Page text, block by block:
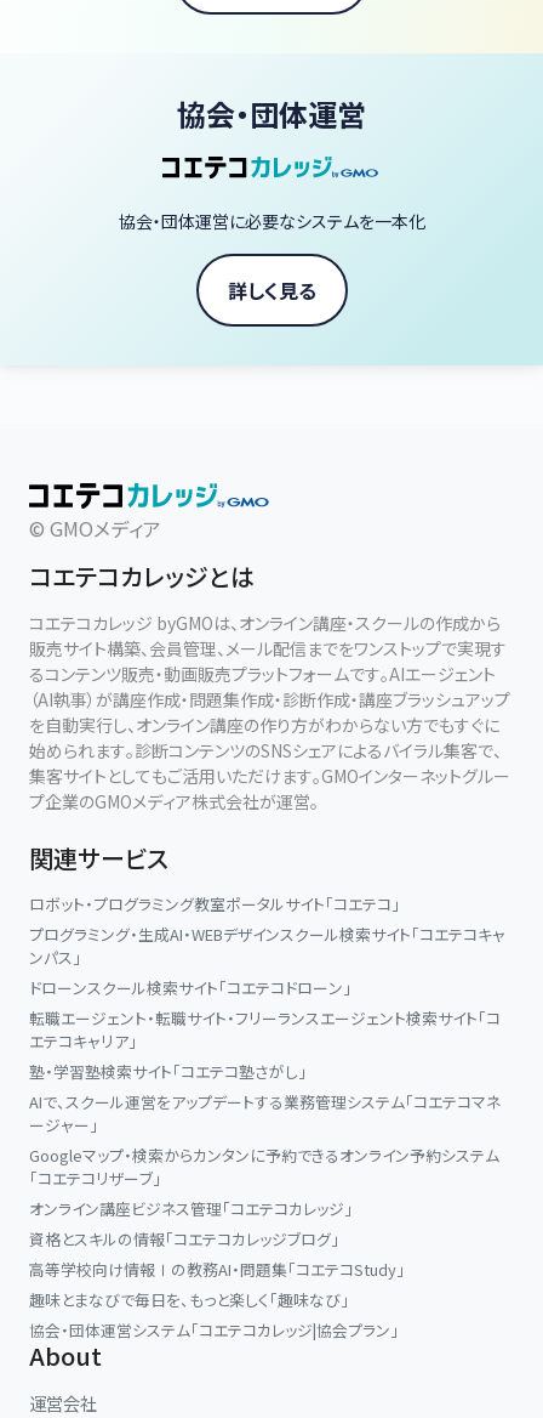
学び、即戦力となる支援者を育成します。療育現場での実践に焦点
内容です。
③応用講座：実践療育スキルコース（今後展開予定）
対象：資格取得者、さらなるスキルアップを目指す方
内容：
SST（ソーシャルスキルトレーニング）：社会性や対人スキルを育む手
ABA（応用行動分析）：行動の理解とポジティブな変化を促す手法
協会・団体運営
協会・団体運営に必要なシステムを一本化
詳しく見る
© GMOメディア
コエテコカレッジとは
コエテコカレッジ byGMOは、オンライン講座・スクールの作成から
販売サイト構築、会員管理、メール配信までをワンストップで実現す
るコンテンツ販売・動画販売プラットフォームです。AIエージェント
（AI執事）が講座作成・問題集作成・診断作成・講座ブラッシュアップ
を自動実行し、オンライン講座の作り方がわからない方でもすぐに
始められます。診断コンテンツのSNSシェアによるバイラル集客で、
集客サイトとしてもご活用いただけます。GMOインターネットグルー
プ企業のGMOメディア株式会社が運営。
関連サービス
ロボット・プログラミング教室ポータルサイト「コエテコ」
プログラミング・生成AI・WEBデザインスクール検索サイト「コエテコキャ
ンパス」
ドローンスクール検索サイト「コエテコドローン」
転職エージェント・転職サイト・フリーランスエージェント検索サイト「コ
エテコキャリア」
塾・学習塾検索サイト「コエテコ塾さがし」
AIで、スクール運営をアップデートする業務管理システム「コエテコマネ
ージャー」
Googleマップ・検索からカンタンに予約できるオンライン予約システム
「コエテコリザーブ」
オンライン講座ビジネス管理「コエテコカレッジ」
資格とスキルの情報「コエテコカレッジブログ」
高等学校向け情報Ⅰの教務AI・問題集「コエテコStudy」
趣味とまなびで毎日を、もっと楽しく「趣味なび」
協会・団体運営システム「コエテコカレッジ|協会プラン」
About
運営会社